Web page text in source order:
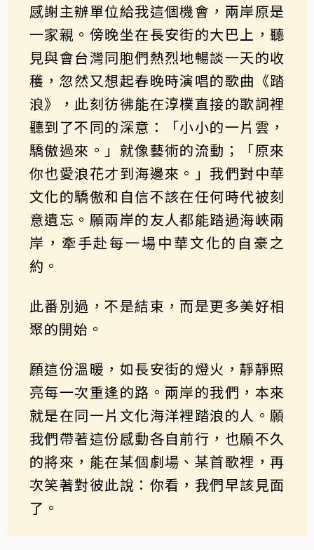
感謝主辦單位給我這個機會，兩岸原是
一家親。傍晚坐在長安街的大巴上，聽
見與會台灣同胞們熱烈地暢談一天的收
穫，忽然又想起春晚時演唱的歌曲《踏
浪》，此刻彷彿能在淳樸直接的歌詞裡
聽到了不同的深意：「小小的一片雲，
驕傲過來。」就像藝術的流動；「原來
你也愛浪花才到海邊來。」我們對中華
文化的驕傲和自信不該在任何時代被刻
意遺忘。願兩岸的友人都能踏過海峽兩
岸，牽手赴每一場中華文化的自豪之
約。
此番別過，不是結束，而是更多美好相
聚的開始。
願這份溫暖，如長安街的燈火，靜靜照
亮每一次重逢的路。兩岸的我們，本來
就是在同一片文化海洋裡踏浪的人。願
我們帶著這份感動各自前行，也願不久
的將來，能在某個劇場、某首歌裡，再
次笑著對彼此說：你看，我們早該見面
了。